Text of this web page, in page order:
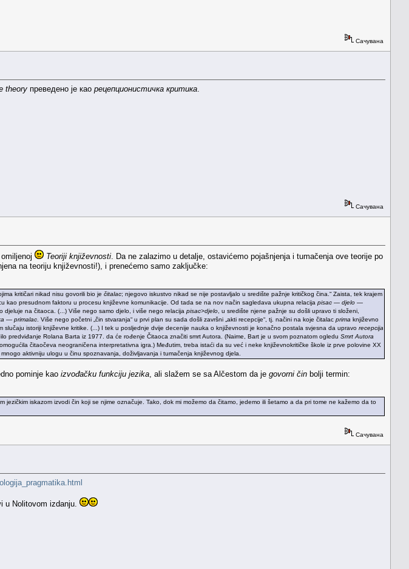
Сачувана
theory преведено је као рецепционистичка критика
Сачувана
Teoriji književnosti . Da ne zalazimo u detalje, ostavićemo pojašnjenja i tumačenja ove teorije po
na teoriju književnosti!), i prenećemo samo zaključke:
kritičari nikad nisu govorili bio je čitalac; njegovo iskustvo nikad se nije postavljalo u središte pažnje kritičkog čina.“ Zaista, tek krajem
presudnom faktoru u procesu književne komunikacije. Od tada se na nov način sagledava ukupna relacija pisac — djelo —
djeluje na čitaoca. (...) Više nego samo djelo, i više nego relacija pisac>djelo , u središte njene pažnje su došli upravo ti složeni,
— primalac . Više nego početni „čin stvaranja“ u prvi plan su sada došli završni „akti recepcije“, tj. načini na koje čitalac prima književno
slučaju istoriji književne kritike. (...) I tek u posljednje dvije decenije nauka o književnosti je konačno postala svjesna da upravo recepcija
predviđanje Rolana Barta iz 1977. da će rođenje Čitaoca značiti smrt Autora. (Naime, Bart je u svom poznatom ogledu Smrt Autora
čitaočeva neograničena interpretativna igra.) Međutim, treba istaći da su već i neke književnokritičke škole iz prve polovine XX
mnogo aktivniju ulogu u činu spoznavanja, doživljavanja i tumačenja književnog djela.
pominje kao izvođačku funkciju jezika , ali slažem se sa Alčestom da je govorni čin bolji termin:
jezičkim iskazom izvodi čin koji se njime označuje. Tako, dok mi možemo da čitamo, jedemo ili šetamo a da pri tome ne kažemo da to
Сачувана
u Nolitovom izdanju.